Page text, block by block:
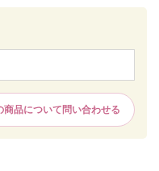
商品について問い合わせる